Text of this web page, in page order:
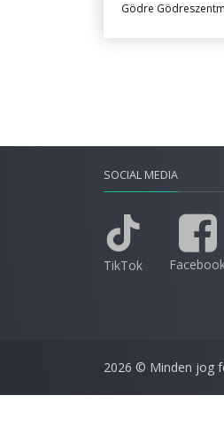
Gödre
SOCIAL MEDIA
TikTok
2026 © Minden jog